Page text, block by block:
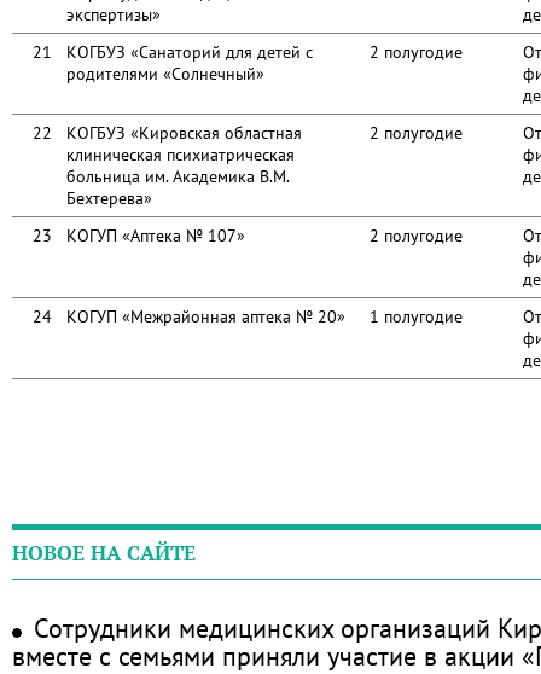
экспертизы»
21
КОГБУЗ «Санаторий для детей с
родителями «Солнечный»
2 полугодие
22
КОГБУЗ «Кировская областная
клиническая психиатрическая
больница им. Академика В.М.
Бехтерева»
2 полугодие
23 КОГУП «Аптека № 107» 2 полугодие
24
КОГУП «Межрайонная аптека № 20» 1 полугодие
НОВОЕ НА САЙТЕ
Сотрудники медицинских организаций
вместе с семьями приняли участие в акции